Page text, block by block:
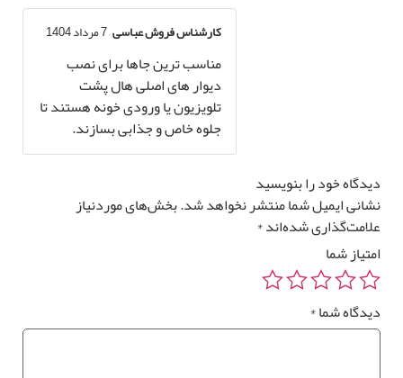
کارشناس فروش عباسی–7 مرداد 1404
مناسب‌ ترین جاها برای نصب
دیوار های اصلی هال پشت
تلویزیون یا ورودی خونه هستند تا
جلوه خاص و جذابی بسازند.
خود را بنویسید
ایمیل شما منتشر نخواهد شد.بخش‌های موردنیاز
شده‌اند*
شما
شما*